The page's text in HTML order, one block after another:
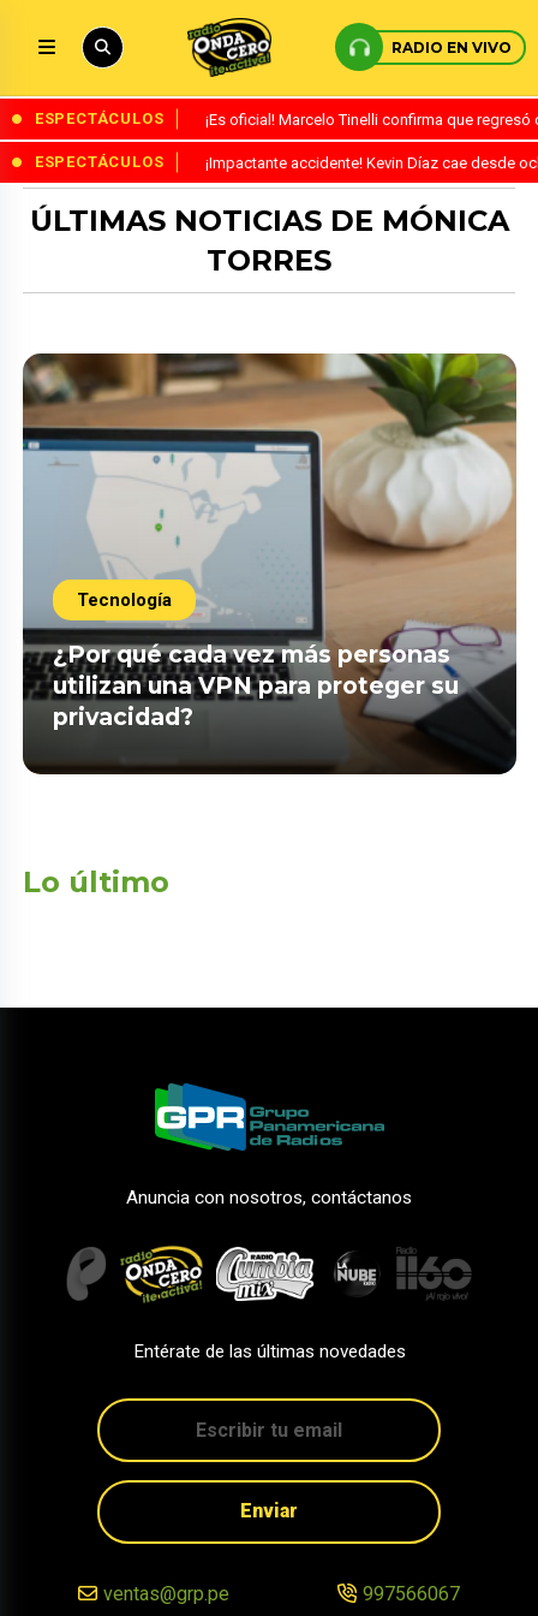
RADIO EN VIVO
ESPECTÁCULOS ¡Es oficial! Marcelo Tinelli confirma que
ESPECTÁCULOS ¡Impactante accidente! Kevin Díaz cae desde
ÚLTIMAS NOTICIAS DE MÓNICA
TORRES
Tecnología
¿Por qué cada vez más personas
utilizan una VPN para proteger su
privacidad?
Lo último
Anuncia con nosotros, contáctanos
Entérate de las últimas novedades
Enviar
ventas@grp.pe 997566067